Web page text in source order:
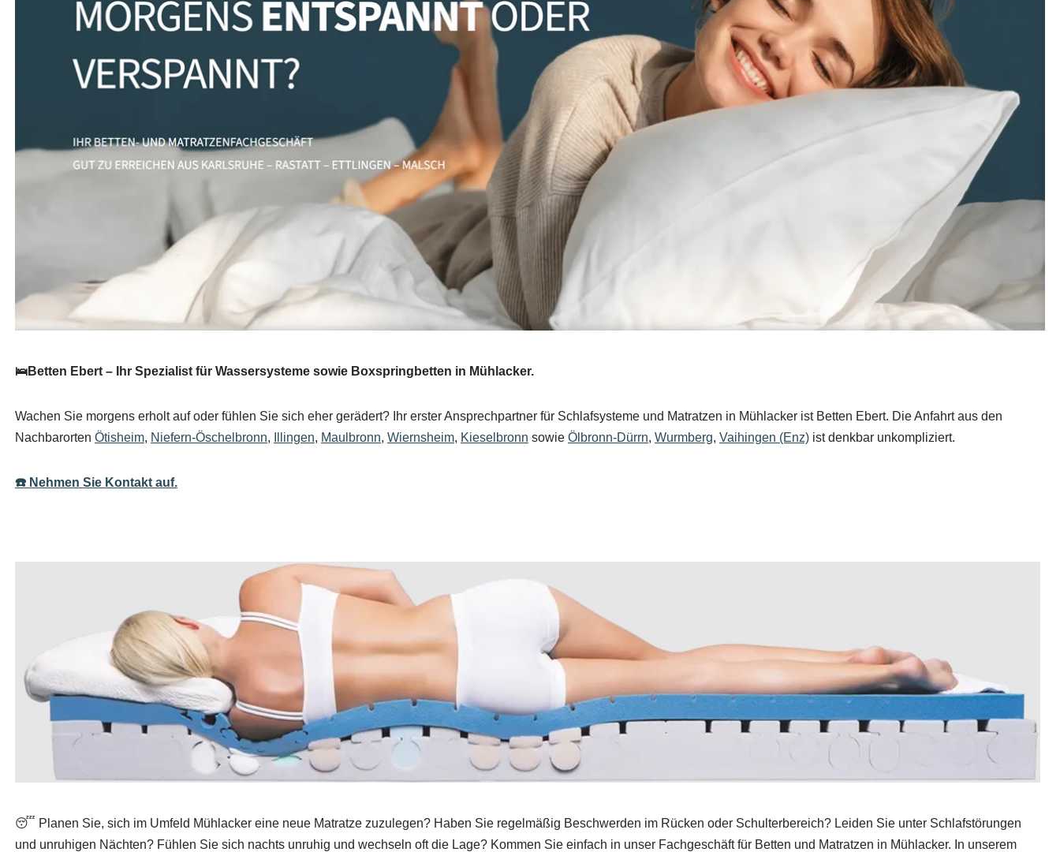
🛌Betten Ebert – Ihr Spezialist für Wassersysteme sowie Boxspringbetten in Mühlacker.
Wachen Sie morgens erholt auf oder fühlen Sie sich eher gerädert? Ihr erster Ansprechpartner für Schlafsysteme und Matratzen in Mühlacker ist Betten Ebert. Die Anfahrt aus den
Nachbarorten Ötisheim, Niefern-Öschelbronn, Illingen, Maulbronn, Wiernsheim, Kieselbronn sowie Ölbronn-Dürrn, Wurmberg, Vaihingen (Enz) ist denkbar unkompliziert.
☎️ Nehmen Sie Kontakt auf.
😴 Planen Sie, sich im Umfeld Mühlacker eine neue Matratze zuzulegen? Haben Sie regelmäßig Beschwerden im Rücken oder Schulterbereich? Leiden Sie unter Schlafstörungen
und unruhigen Nächten? Fühlen Sie sich nachts unruhig und wechseln oft die Lage? Kommen Sie einfach in unser Fachgeschäft für Betten und Matratzen in Mühlacker. In unserem